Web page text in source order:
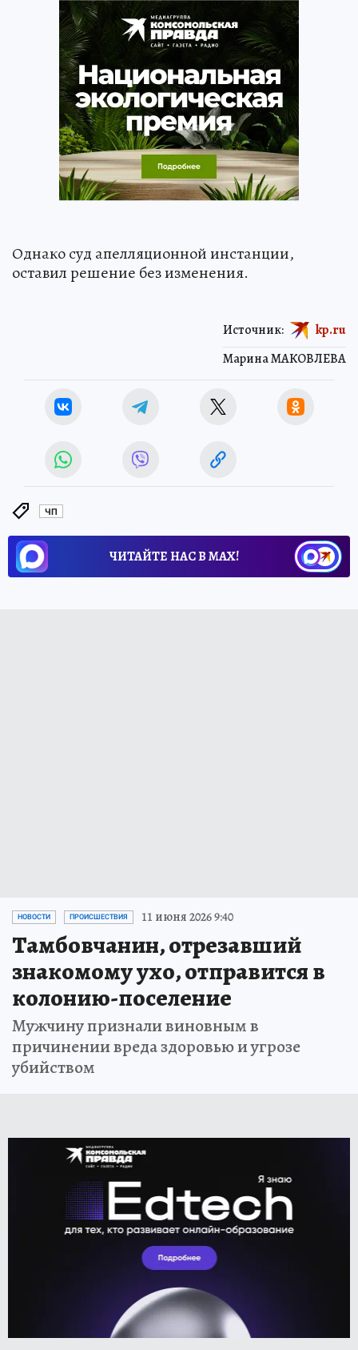
Однако суд апелляционной инстанции,
оставил решение без изменения.
Марина МАКОВЛЕВА
Источник: kp.ru
ЧП
ЧИТАЙТЕ НАС В МАХ!
НОВОСТИ ПРОИСШЕСТВИЯ 11 июня 2026 9:40
Тамбовчанин, отрезавший
знакомому ухо, отправится в
колонию-поселение
Мужчину признали виновным в
причинении вреда здоровью и угрозе
убийством